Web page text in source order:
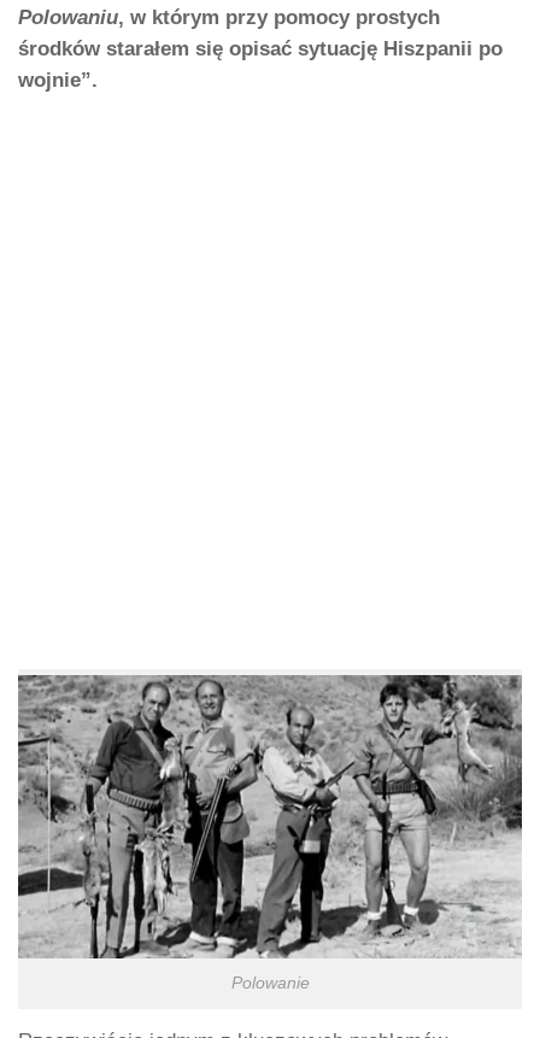
Polowaniu, w którym przy pomocy prostych
środków starałem się opisać sytuację Hiszpanii po
wojnie”.
Polowanie